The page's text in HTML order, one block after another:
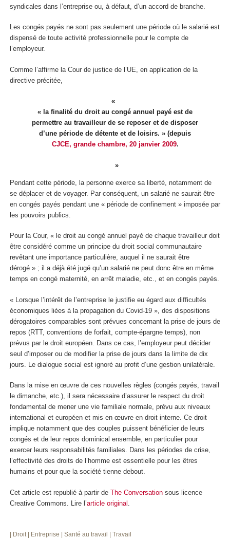
syndicales dans l’entreprise ou, à défaut, d’un accord de branche.
Les congés payés ne sont pas seulement une période où le salarié est
dispensé de toute activité professionnelle pour le compte de
l’employeur.
Comme l’affirme la Cour de justice de l’UE, en application de la
directive précitée,
« la finalité du droit au congé annuel payé est de
permettre au travailleur de se reposer et de disposer
d’une période de détente et de loisirs. » (depuis
CJCE, grande chambre, 20 janvier 2009.
Pendant cette période, la personne exerce sa liberté, notamment de
se déplacer et de voyager. Par conséquent, un salarié ne saurait être
en congés payés pendant une « période de confinement » imposée par
les pouvoirs publics.
Pour la Cour, « le droit au congé annuel payé de chaque travailleur doit
être considéré comme un principe du droit social communautaire
revêtant une importance particulière, auquel il ne saurait être
dérogé » ; il a déjà été jugé qu’un salarié ne peut donc être en même
temps en congé maternité, en arrêt maladie, etc., et en congés payés.
« Lorsque l’intérêt de l’entreprise le justifie eu égard aux difficultés
économiques liées à la propagation du Covid-19 », des dispositions
dérogatoires comparables sont prévues concernant la prise de jours de
repos (RTT, conventions de forfait, compte-épargne temps), non
prévus par le droit européen. Dans ce cas, l’employeur peut décider
seul d’imposer ou de modifier la prise de jours dans la limite de dix
jours. Le dialogue social est ignoré au profit d’une gestion unilatérale.
Dans la mise en œuvre de ces nouvelles règles (congés payés, travail
le dimanche, etc.), il sera nécessaire d’assurer le respect du droit
fondamental de mener une vie familiale normale, prévu aux niveaux
international et européen et mis en œuvre en droit interne. Ce droit
implique notamment que des couples puissent bénéficier de leurs
congés et de leur repos dominical ensemble, en particulier pour
exercer leurs responsabilités familiales. Dans les périodes de crise,
l’effectivité des droits de l’homme est essentielle pour les êtres
humains et pour que la société tienne debout.
Cet article est republié à partir de The Conversation sous licence
Creative Commons. Lire l’article original
| Droit | Entreprise | Santé au travail | Travail